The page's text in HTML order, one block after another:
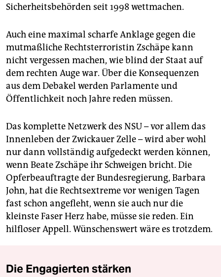
Sicherheitsbehörden seit 1998 wettmachen.
Auch eine maximal scharfe Anklage gegen die
mutmaßliche Rechtsterroristin Zschäpe kann
nicht vergessen machen, wie blind der Staat auf
dem rechten Auge war. Über die Konsequenzen
aus dem Debakel werden Parlamente und
Öffentlichkeit noch Jahre reden müssen.
Das komplette Netzwerk des NSU – vor allem das
Innenleben der Zwickauer Zelle – wird aber wohl
nur dann vollständig aufgedeckt werden können,
wenn Beate Zschäpe ihr Schweigen bricht. Die
Opferbeauftragte der Bundesregierung, Barbara
John, hat die Rechtsextreme vor wenigen Tagen
fast schon angefleht, wenn sie auch nur die
kleinste Faser Herz habe, müsse sie reden. Ein
hilfloser Appell. Wünschenswert wäre es trotzdem.
Die Engagierten stärken